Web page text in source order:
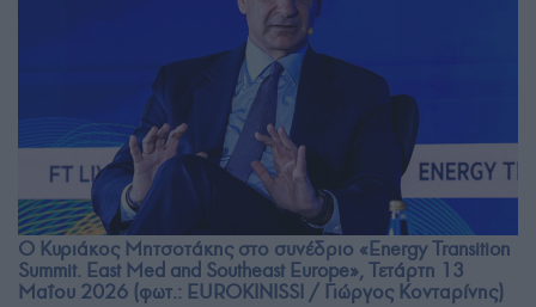
Ο Κυριάκος Μητσοτάκης στο συνέδριο «Energy Transition
Summit. East Med and Southeast Europe», Τετάρτη 13
Μαΐου 2026 (φωτ.: EUROKINISSI / Γιώργος Κονταρίνης)